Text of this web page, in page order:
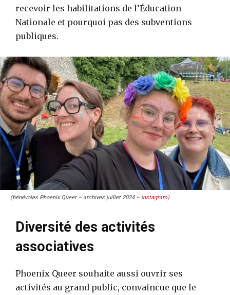
recevoir les habilitations de l’Éducation
Nationale et pourquoi pas des subventions
publiques.
(bénévoles Phoenix Queer – archives juillet 2024 – instagram)
Diversité des activités
associatives
Phoenix Queer souhaite aussi ouvrir ses
activités au grand public, convaincue que le